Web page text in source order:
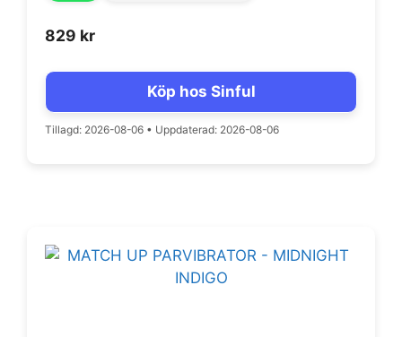
829 kr
Köp hos Sinful
Tillagd: 2026-08-06 • Uppdaterad: 2026-08-06